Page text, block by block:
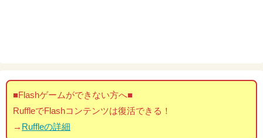
■Flashゲームができない方へ■
RuffleでFlashコンテンツは復活できる！
→ Ruffleの詳細